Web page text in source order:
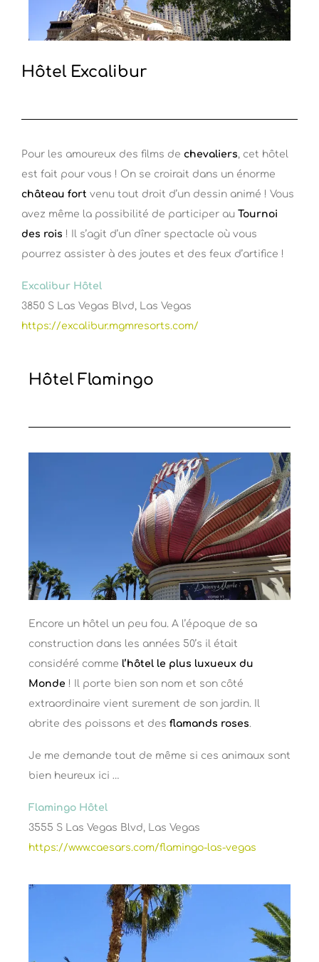
Hôtel Excalibur
Pour les amoureux des films de chevaliers, cet hôtel
est fait pour vous ! On se croirait dans un énorme
château fort venu tout droit d’un dessin animé ! Vous
avez même la possibilité de participer au Tournoi
des rois ! Il s’agit d’un dîner spectacle où vous
pourrez assister à des joutes et des feux d’artifice !
Excalibur Hôtel
3850 S Las Vegas Blvd, Las Vegas
https://excalibur.mgmresorts.com/
Hôtel Flamingo
Encore un hôtel un peu fou. A l’époque de sa
construction dans les années 50’s il était
considéré comme l’hôtel le plus luxueux du
Monde ! Il porte bien son nom et son côté
extraordinaire vient surement de son jardin. Il
abrite des poissons et des flamands roses.
Je me demande tout de même si ces animaux sont
bien heureux ici …
Flamingo Hôtel
3555 S Las Vegas Blvd, Las Vegas
https://www.caesars.com/flamingo-las-vegas